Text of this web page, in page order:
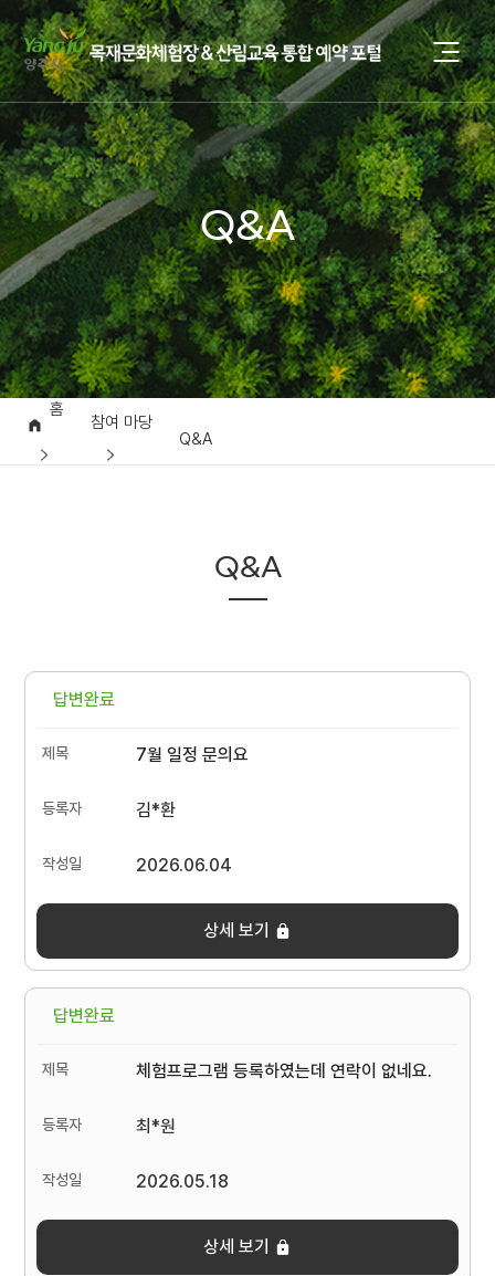
Q&A
홈
참여 마당
Q&A
Q&A
답변완료
7월 일정 문의요
김*환
2026.06.04
상세 보기
답변완료
체험프로그램 등록하였는데 연락이 없네요.
최*원
2026.05.18
상세 보기